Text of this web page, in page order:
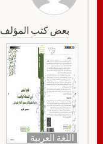
بعض كتب
اللغة العربية